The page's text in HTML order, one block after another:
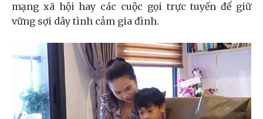
mạng xã hội hay các cuộc gọi trực tuyến để giữ
vững sợi dây tình cảm gia đình.